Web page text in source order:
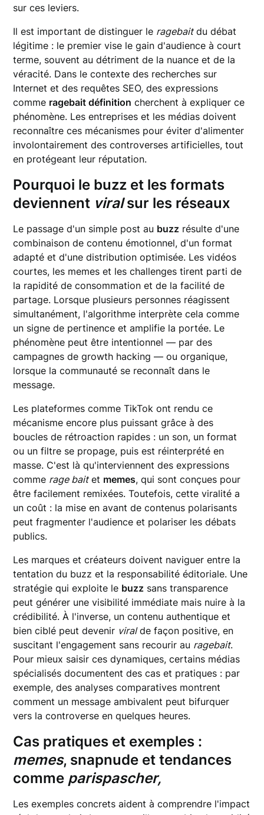
sur ces leviers.
Il est important de distinguer le ragebaitdu débat
légitime : le premier vise le gain d'audience à court
terme, souvent au détriment de la nuance et de la
véracité. Dans le contexte des recherches sur
Internet et des requêtes SEO, des expressions
comme ragebait définition cherchent à expliquer ce
phénomène. Les entreprises et les médias doivent
reconnaître ces mécanismes pour éviter d'alimenter
involontairement des controverses artificielles, tout
en protégeant leur réputation.
Pourquoi le buzz et les formats
deviennent viralsur les réseaux
Le passage d'un simple post au buzz résulte d'une
combinaison de contenu émotionnel, d'un format
adapté et d'une distribution optimisée. Les vidéos
courtes, les memes et les challenges tirent parti de
la rapidité de consommation et de la facilité de
partage. Lorsque plusieurs personnes réagissent
simultanément, l'algorithme interprète cela comme
un signe de pertinence et amplifie la portée. Le
phénomène peut être intentionnel — par des
campagnes de growth hacking — ou organique,
lorsque la communauté se reconnaît dans le
message.
Les plateformes comme TikTok ont rendu ce
mécanisme encore plus puissant grâce à des
boucles de rétroaction rapides : un son, un format
ou un filtre se propage, puis est réinterprété en
masse. C'est là qu'interviennent des expressions
comme rage baitet memes, qui sont conçues pour
être facilement remixées. Toutefois, cette viralité a
un coût : la mise en avant de contenus polarisants
peut fragmenter l'audience et polariser les débats
publics.
Les marques et créateurs doivent naviguer entre la
tentation du buzz et la responsabilité éditoriale. Une
stratégie qui exploite le buzz sans transparence
peut générer une visibilité immédiate mais nuire à la
crédibilité. À l'inverse, un contenu authentique et
bien ciblé peut devenir viralde façon positive, en
suscitant l'engagement sans recourir au ragebait.
Pour mieux saisir ces dynamiques, certains médias
spécialisés documentent des cas et pratiques : par
exemple, des analyses comparatives montrent
comment un message ambivalent peut bifurquer
vers la controverse en quelques heures.
Cas pratiques et exemples :
memes, snapnude et tendances
comme parispascher,
Les exemples concrets aident à comprendre l'impact